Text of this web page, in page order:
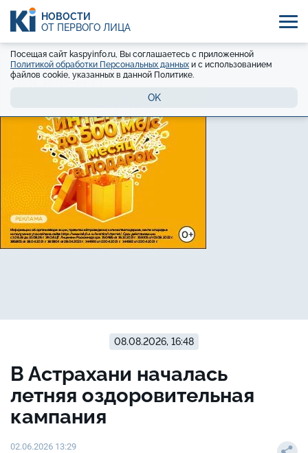
НОВОСТИ
ОТ ПЕРВОГО ЛИЦА
Посещая сайт kaspyinfo.ru, Вы соглашаетесь с приложенной
Политикой обработки Персональных данных и с использованием
файлов cookie, указанных в данной Политике.
OK
08.08.2026, 16:48
В Астрахани началась
летняя оздоровительная
кампания
02.06.2026 13:29